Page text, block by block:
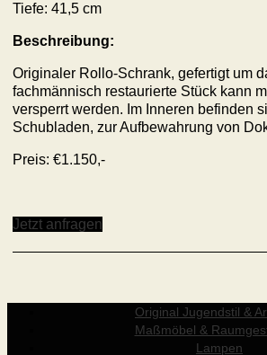
Tiefe: 41,5 cm
Beschreibung:
Originaler Rollo-Schrank, gefertigt um
fachmännisch restaurierte Stück kann
versperrt werden. Im Inneren befinden
Schubladen, zur Aufbewahrung von
Preis: €1.150,-
Jetzt anfragen
Original Jugendstil &
Maßmöbel &
Lampen